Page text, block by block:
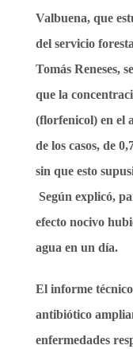
Valbuena, que
del servicio
Tomás Reneses,
que la
(florfenicol) en el
de los casos, de
sin que esto
Según explicó,
efecto nocivo
agua en un día.
El informe
antibiótico
enfermedades